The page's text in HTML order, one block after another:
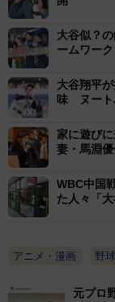
くてほんとこの
た。
ガブリアス登場
てきたというｋ
強さはほんとに
テータスが高い
えるというほん
弁。「僕がここ
いつの背中だと
までもないと思
大谷似？
ームワーク
大谷翔平
味 ヌート
家に遊び
妻・馬淵優
WBC中国
た人々「
アニメ・漫画 野球
元プロ